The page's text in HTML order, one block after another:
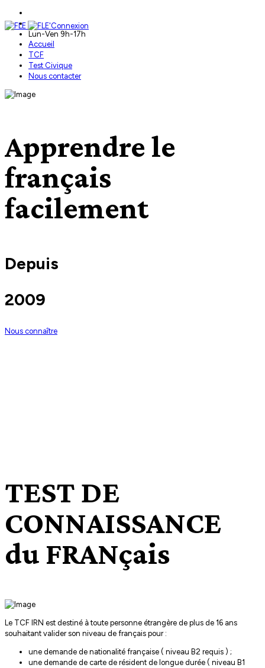
contact @fle-connexion.com
Lun-Ven 9h-17h
Accueil
TCF
Test Civique
Nous contacter
Apprendre le
français
facilement
Depuis
2009
Nous connaître
TEST DE
CONNAISSANCE
du FRANçais
Le TCF IRN est destiné à toute personne étrangère de plus de 16 ans
souhaitant valider son niveau de français pour :
une demande de nationalité française ( niveau B2 requis ) ;
une demande de carte de résident de longue durée ( niveau B1